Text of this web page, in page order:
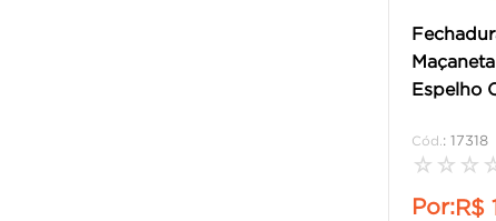
Espelho
: 17318
☆ ☆ ☆
Por:R$